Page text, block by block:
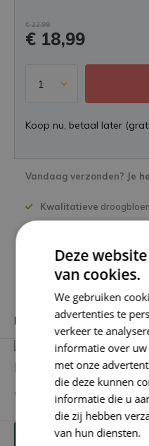
€ 22,99
€ 18,99
Koop nu, betaal later
Vandaag verzonden? Je
Kwalitatieve
Productomschrijving
Heb je een vraag
We helpen je graag met het
Verstuur mailtje
Deze
van cookies.
We gebruiken
advertenties te
verkeer te
informatie over
met onze
die deze kunnen
informatie die u
die zij hebben
van hun diensten.